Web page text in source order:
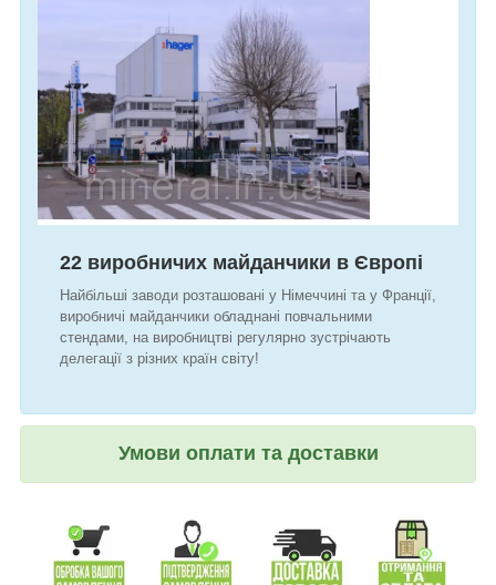
22 виробничих майданчики в Європі
Найбільші заводи розташовані у Німеччині та у Франції,
виробничі майданчики обладнані повчальними
стендами, на виробництві регулярно зустрічають
делегації з різних країн світу!
Умови оплати та доставки